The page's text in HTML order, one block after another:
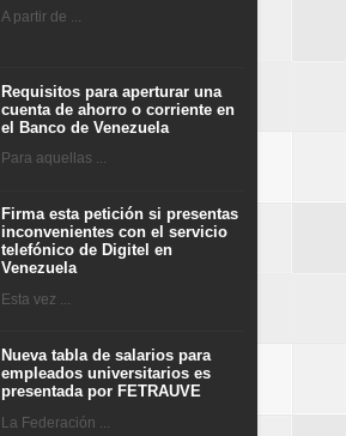
A partir de ...
Requisitos para aperturar una
cuenta de ahorro o corriente en
el Banco de Venezuela
Para aquellas ...
Firma esta petición si presentas
inconvenientes con el servicio
telefónico de Digitel en
Venezuela
Esta vez ...
Nueva tabla de salarios para
empleados universitarios es
presentada por FETRAUVE
La Federación ...